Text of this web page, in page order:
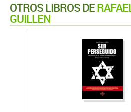
OTROS LIBROS DE
GUILLEN